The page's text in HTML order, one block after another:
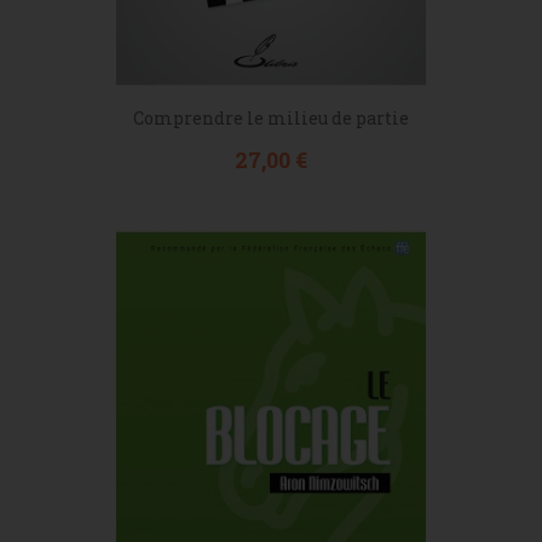
Comprendre le milieu de partie
Prix
27,00 €